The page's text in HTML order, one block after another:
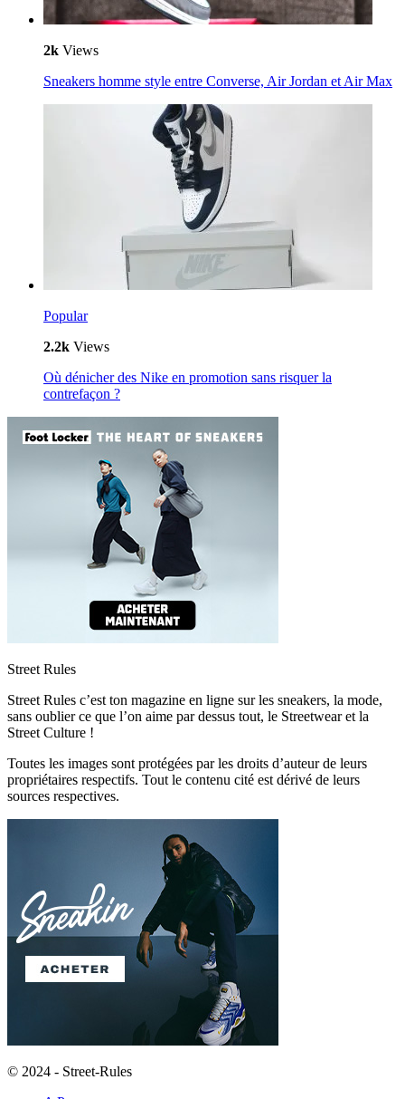
2k Views
Sneakers homme style entre Converse, Air Jordan et Air Max
Popular
2.2k Views
Où dénicher des Nike en promotion sans risquer la
contrefaçon ?
Street Rules
Street Rules c’est ton magazine en ligne sur les sneakers, la mode,
sans oublier ce que l’on aime par dessus tout, le Streetwear et la
Street Culture !
Toutes les images sont protégées par les droits d’auteur de leurs
propriétaires respectifs. Tout le contenu cité est dérivé de leurs
sources respectives.
© 2024 - Street-Rules